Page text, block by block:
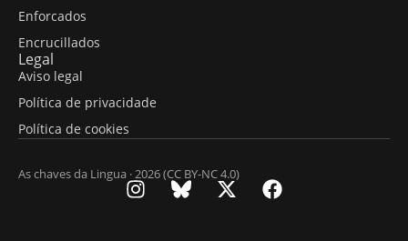
Enforcados
Encrucillados
Legal
Aviso legal
Política de privacidade
Política de cookies
As chaves da Lingua · 2026 (CC BY-NC 4.0)